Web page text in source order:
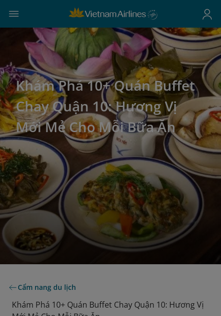
Khám Phá 10+ Quán Buffet
Chay Quận 10: Hương Vị
Mới Mẻ Cho Mỗi Bữa Ăn
Cẩm nang du lịch
Khám Phá 10+ Quán Buffet Chay Quận 10: Hương Vị